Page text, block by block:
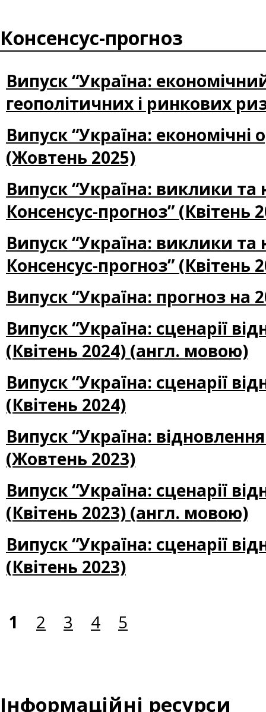
Консенсус-прогноз
Випуск “Україна:
геополітичних і ринкових
Випуск “Україна: економічні
(Жовтень 2025)
Випуск “Україна: виклики
Консенсус-прогноз” (Квітень
Випуск “Україна: виклики
Консенсус-прогноз” (Квітень
Випуск “Україна: прогноз на
Випуск “Україна: сценарії
(Квітень 2024) (англ. мовою)
Випуск “Україна: сценарії
(Квітень 2024)
Випуск “Україна:
(Жовтень 2023)
Випуск “Україна: сценарії
(Квітень 2023) (англ. мовою)
Випуск “Україна: сценарії
(Квітень 2023)
1 2 3 4 5
Інформаційні ресурси